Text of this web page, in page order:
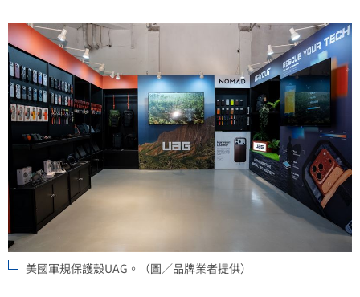
美國軍規保護殼UAG。（圖／品牌業者提供）